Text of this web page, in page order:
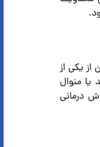
از یکی از
یا منوال
درمانی